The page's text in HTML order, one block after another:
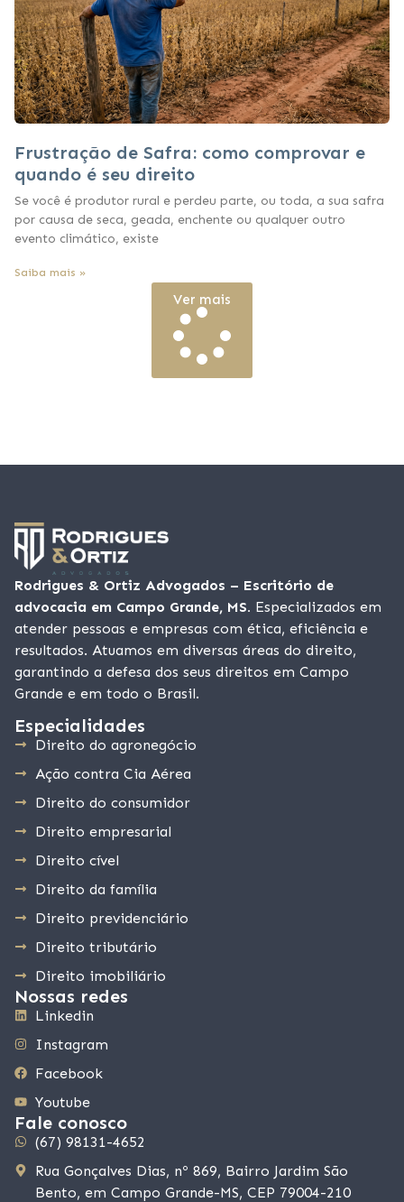
Frustração de Safra: como comprovar e
quando é seu direito
Se você é produtor rural e perdeu parte, ou toda, a sua safra
por causa de seca, geada, enchente ou qualquer outro
evento climático, existe
Saiba mais »
Ver mais
Rodrigues & Ortiz Advogados – Escritório de
advocacia em Campo Grande, MS. Especializados em
atender pessoas e empresas com ética, eficiência e
resultados. Atuamos em diversas áreas do direito,
garantindo a defesa dos seus direitos em Campo
Grande e em todo o Brasil.
Especialidades
Direito do agronegócio
Ação contra Cia Aérea
Direito do consumidor
Direito empresarial
Direito cível
Direito da família
Direito previdenciário
Direito tributário
Direito imobiliário
Nossas redes
Linkedin
Instagram
Facebook
Youtube
Fale conosco
(67) 98131-4652
Rua Gonçalves Dias, nº 869, Bairro Jardim São
Bento, em Campo Grande-MS, CEP 79004-210